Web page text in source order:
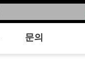
문의